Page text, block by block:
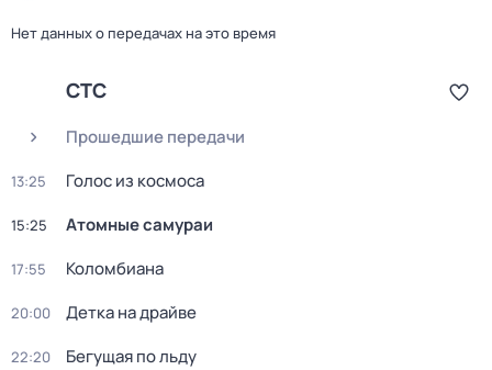
Нет данных о передачах на это время
СТС
Прошедшие передачи
13:25 Голос из космоса
15:25 Атомные самураи
17:55 Коломбиана
20:00 Детка на драйве
22:20
Бегущая по льду